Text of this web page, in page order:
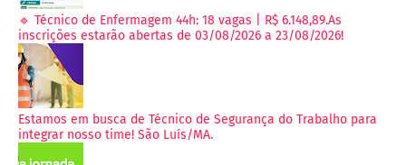
🔹 Técnico de Enfermagem 44h: 18 vagas | R$ 6.148,89.As
inscrições estarão abertas de 03/08/2026 a 23/08/2026!
Estamos em busca de Técnico de Segurança do Trabalho para
integrar nosso time! São Luís/MA.